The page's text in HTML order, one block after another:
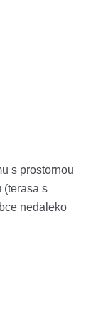
s prostornou
(terasa s
nedaleko